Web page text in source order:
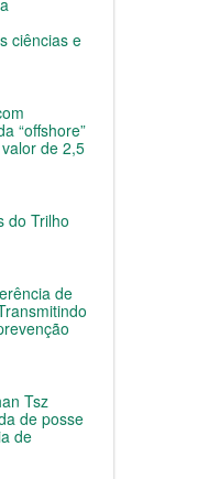
ciências e
“offshore”
de 2,5
do Trilho
de
Tsz
de posse
de